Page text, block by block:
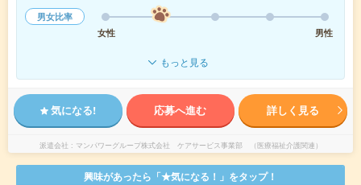
男女比率
女性
男性
もっと見る
気になる! 応募へ進む 詳しく見る
派遣会社 マンパワーグループ株式会社 ケアサービス事業部 （医療福祉介護関連）
興味があったら「★気になる！」をタップ！